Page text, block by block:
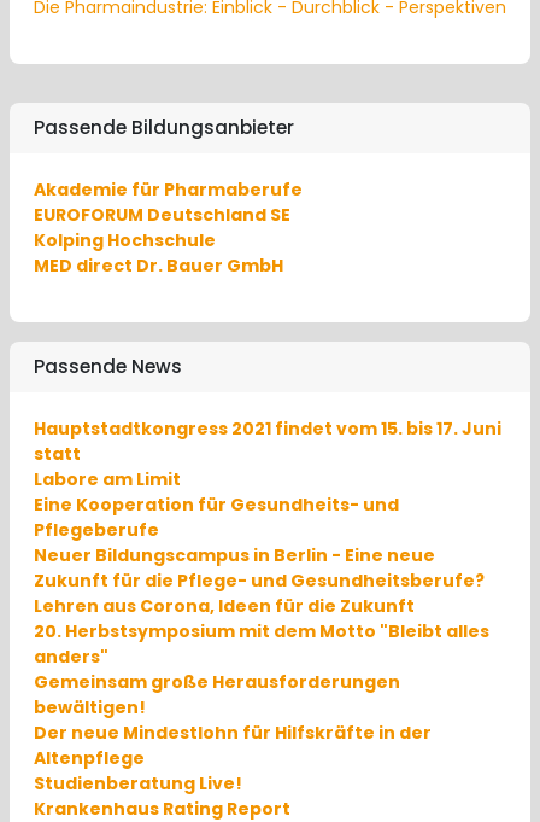
Die Pharmaindustrie: Einblick - Durchblick - Perspektiven
Passende Bildungsanbieter
Akademie für Pharmaberufe
EUROFORUM Deutschland SE
Kolping Hochschule
MED direct Dr. Bauer GmbH
Passende News
Hauptstadtkongress 2021 findet vom 15. bis 17. Juni
statt
Labore am Limit
Eine Kooperation für Gesundheits- und
Pflegeberufe
Neuer Bildungscampus in Berlin - Eine neue
Zukunft für die Pflege- und Gesundheitsberufe?
Lehren aus Corona, Ideen für die Zukunft
20. Herbstsymposium mit dem Motto "Bleibt alles
anders"
Gemeinsam große Herausforderungen
bewältigen!
Der neue Mindestlohn für Hilfskräfte in der
Altenpflege
Studienberatung Live!
Krankenhaus Rating Report